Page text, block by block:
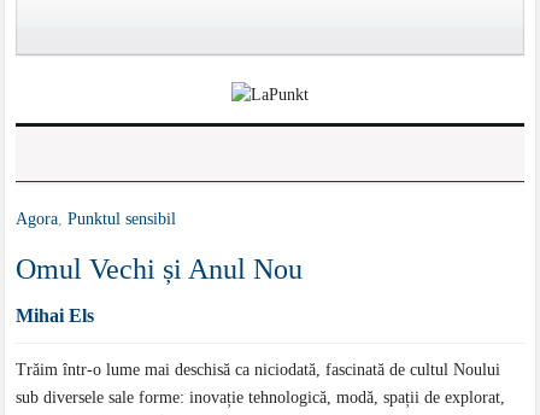
Agora,Punktul sensibil
Omul Vechi și Anul Nou
Mihai Els
Trăim într-o lume mai deschisă ca niciodată, fascinată de cultul Noului
sub diversele sale forme: inovație tehnologică, modă, spații de explorat,